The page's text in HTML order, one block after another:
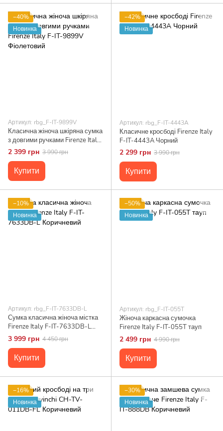
−40%
Новинка
Артикул: rbg_F-IT-9899V
Класична жіноча шкіряна сумка
з довгими ручками Firenze Italy
F-IT-9899V Фіолетовий
2 399 грн 3 990 грн
Купити
−42%
Новинка
Артикул: rbg_F-IT-4443A
Класичне кросбоді Firenze Italy
F-IT-4443A Чорний
2 299 грн 3 990 грн
Купити
−10%
Новинка
Артикул: rbg_F-IT-7633DB-L
Сумка класична жіноча містка
Firenze Italy F-IT-7633DB-L
Коричневий
3 999 грн 4 450 грн
Купити
−50%
Новинка
Артикул: rbg_F-IT-055T
Жіноча каркасна сумочка
Firenze Italy F-IT-055T тауп
2 499 грн 4 990 грн
Купити
−16%
Новинка
−30%
Новинка